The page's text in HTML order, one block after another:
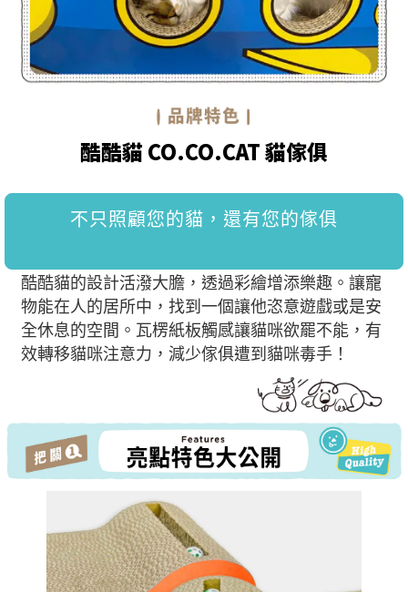
酷酷貓 CO.CO.CAT 貓傢俱
不只照顧您的貓，還有您的傢俱
酷酷貓的設計活潑大膽，透過彩繪增添樂趣。讓寵
物能在人的居所中，找到一個讓他恣意遊戲或是安
全休息的空間。瓦楞紙板觸感讓貓咪欲罷不能，有
效轉移貓咪注意力，減少傢俱遭到貓咪毒手！